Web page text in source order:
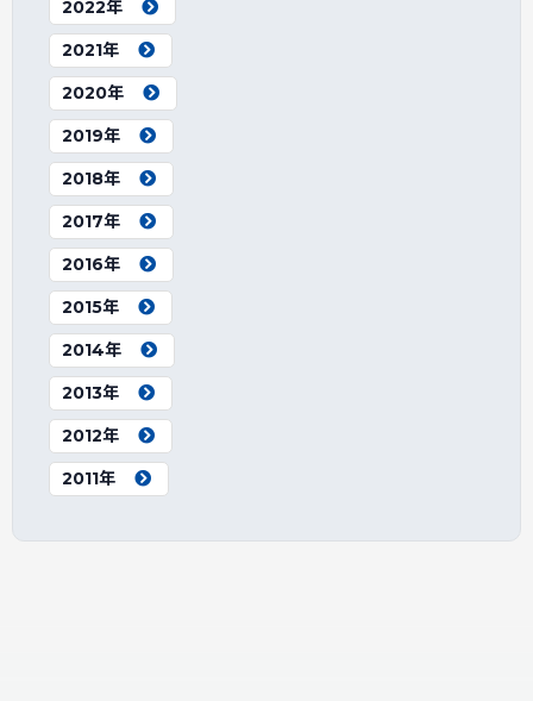
2022年
2021年
2020年
2019年
2018年
2017年
2016年
2015年
2014年
2013年
2012年
2011年